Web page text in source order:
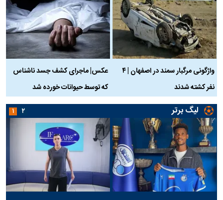
واژگونی مرگبار سمند در اصفهان | ۴
نفر کشته شدند
عکس| ماجرای کشف جسد ناشناس
که توسط حیوانات خورده شد
لیگ برتر ۱ ۲